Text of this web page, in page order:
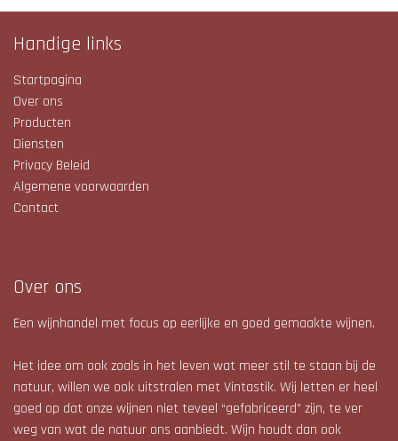
Handige links
Startpagina
Over ons
Producten
Diensten
Privacy Beleid
Algemene voorwaarden
Contact
Over ons
Een wijnhandel met focus op eerlijke en goed gemaakte wijnen.
Het idee om ook zoals in het leven wat meer stil te staan bij de
natuur, willen we ook uitstralen met Vintastik. Wij letten er heel
goed op dat onze wijnen niet teveel “gefabriceerd” zijn, te ver
weg van wat de natuur ons aanbiedt. Wijn houdt dan ook